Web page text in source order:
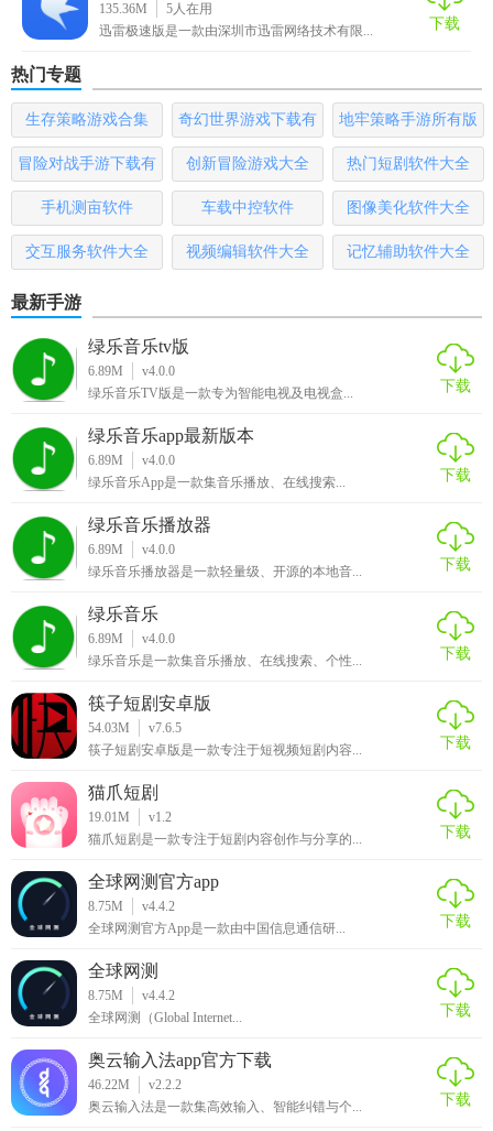
3. 资源丰富：拥有庞大的应用和游戏资源库，用户可以随时
4. 高效优化：提供多种系统优化功能，帮助用户提升手机运
行速度和性能。
【迅雷手机助手测评】
迅雷手机助手凭借其强大的功能、丰富的资源、简便的操作
以及高效的系统优化能力，赢得了广大用户的喜爱和好评。
手都能提供出色的服务。同时，软件还注重用户隐私和数据
安全，采用多重安全防护措施，让用户使用更加放心。总体
来说，迅雷手机助手是一款值得推荐的手机管理软件。
135.36M 5人在用
迅雷极速版是一款由深圳市迅雷网络技术有限...
下载
热门专题
生存策略游戏合集
奇幻世界游戏下载有
哪些
地牢策略手游所有版
本
冒险对战手游下载有
哪些
创新冒险游戏大全 热门短剧软件大全
手机测亩软件 车载中控软件 图像美化软件大全
交互服务软件大全 视频编辑软件大全 记忆辅助软件大全
最新手游
绿乐音乐tv版
6.89M
v4.0.0
绿乐音乐TV版是一款专为智能电视及电视盒...
下载
绿乐音乐app最新版本
6.89M
v4.0.0
绿乐音乐App是一款集音乐播放、在线搜索...
下载
绿乐音乐播放器
6.89M
v4.0.0
绿乐音乐播放器是一款轻量级、开源的本地音...
下载
绿乐音乐
6.89M
v4.0.0
绿乐音乐是一款集音乐播放、在线搜索、个性...
下载
筷子短剧安卓版
54.03M
v7.6.5
筷子短剧安卓版是一款专注于短视频短剧内容...
下载
猫爪短剧
19.01M
v1.2
猫爪短剧是一款专注于短剧内容创作与分享的...
下载
全球网测官方app
8.75M
v4.4.2
全球网测官方App是一款由中国信息通信研...
下载
全球网测
8.75M
v4.4.2
全球网测（Global Internet...
下载
奥云输入法app官方下载
46.22M
v2.2.2
奥云输入法是一款集高效输入、智能纠错与个...
下载